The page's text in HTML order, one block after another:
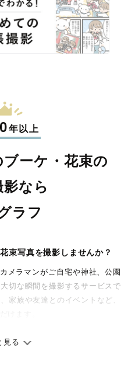
年以上
ーケ・花束の
なら
ラフ
束写真を撮影しませんか？
メラマンがご自宅や神社、公園
切な瞬間を撮影するサービスで
家族や友達とのイベントなど、
十年経っても見返したくなるよ
見る